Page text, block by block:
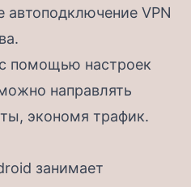
автоподключение VPN
помощью настроек
направлять
экономя трафик.
занимает